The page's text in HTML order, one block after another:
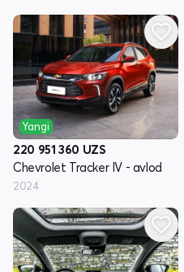
Yangi
220 951 360 UZS
Chevrolet Tracker IV - avlod
2024